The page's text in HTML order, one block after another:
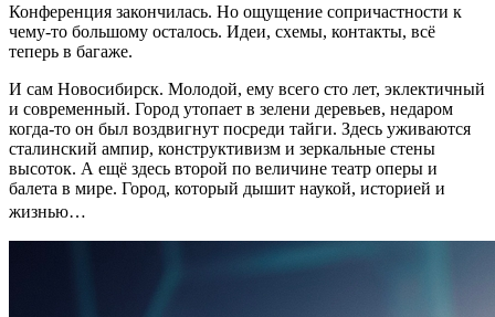
Конференция закончилась. Но ощущение сопричастности к
чему-то большому осталось. Идеи, схемы, контакты, всё
теперь в багаже.
И сам Новосибирск. Молодой, ему всего сто лет, эклектичный
и современный. Город утопает в зелени деревьев, недаром
когда-то он был воздвигнут посреди тайги. Здесь уживаются
сталинский ампир, конструктивизм и зеркальные стены
высоток. А ещё здесь второй по величине театр оперы и
балета в мире. Город, который дышит наукой, историей и
жизнью…